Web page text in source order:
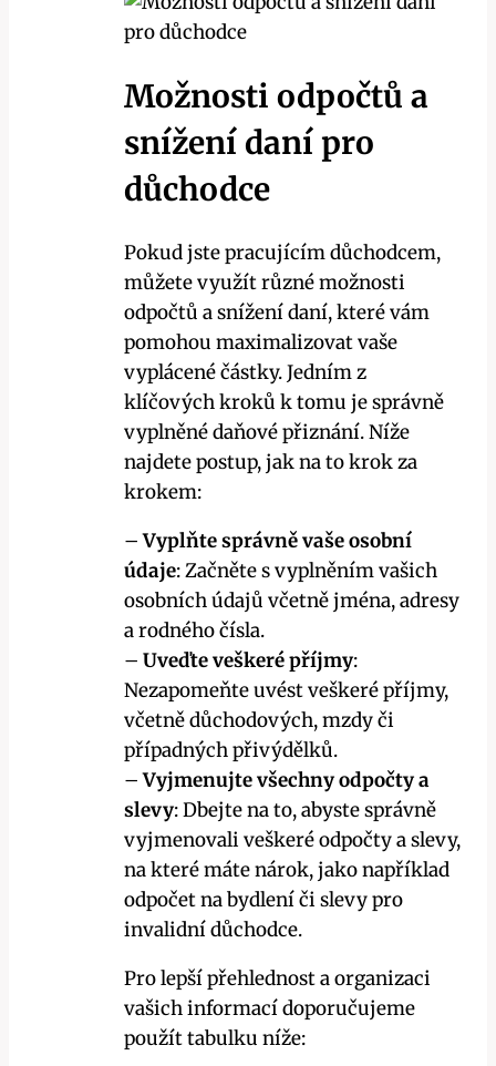
Možnosti odpočtů a
snížení daní pro
důchodce
Pokud jste pracujícím důchodcem,
můžete využít různé možnosti
odpočtů a snížení daní, které vám
pomohou maximalizovat vaše
vyplácené částky. Jedním z
klíčových kroků k tomu je správně
vyplněné daňové přiznání. Níže
najdete postup, jak na to krok za
krokem:
–Vyplňte správně vaše osobní
údaje: Začněte s vyplněním vašich
osobních údajů včetně jména, adresy
a rodného čísla.
– Uveďte veškeré příjmy:
Nezapomeňte uvést veškeré příjmy,
včetně důchodových, mzdy či
případných přivýdělků.
–Vyjmenujte všechny odpočty a
slevy: Dbejte na to, abyste správně
vyjmenovali veškeré odpočty a slevy,
na které máte nárok, jako například
odpočet na bydlení či slevy pro
invalidní důchodce.
Pro lepší přehlednost a organizaci
vašich informací doporučujeme
použít tabulku níže: